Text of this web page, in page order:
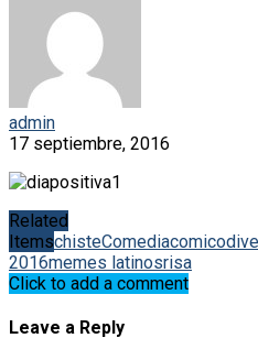
admin
17 septiembre, 2016
Related
ItemschisteComediacomico
2016memes latinosrisa
Click to add a comment
Leave a Reply